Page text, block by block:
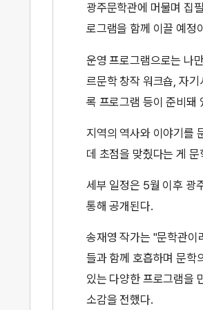
광주문학관에 머물며 집
로그램을 함께 이끌 예정
운영 프로그램으로는 나
르문학 창작 워크숍, 자기
록 프로그램 등이 준비돼
지역의 역사와 이야기를
데 초점을 맞췄다는 게
세부 일정은 5월 이후 광
통해 공개된다.
송재영 작가는 "문학관이
들과 함께 호흡하며 문학
있는 다양한 프로그램을
소감을 전했다.